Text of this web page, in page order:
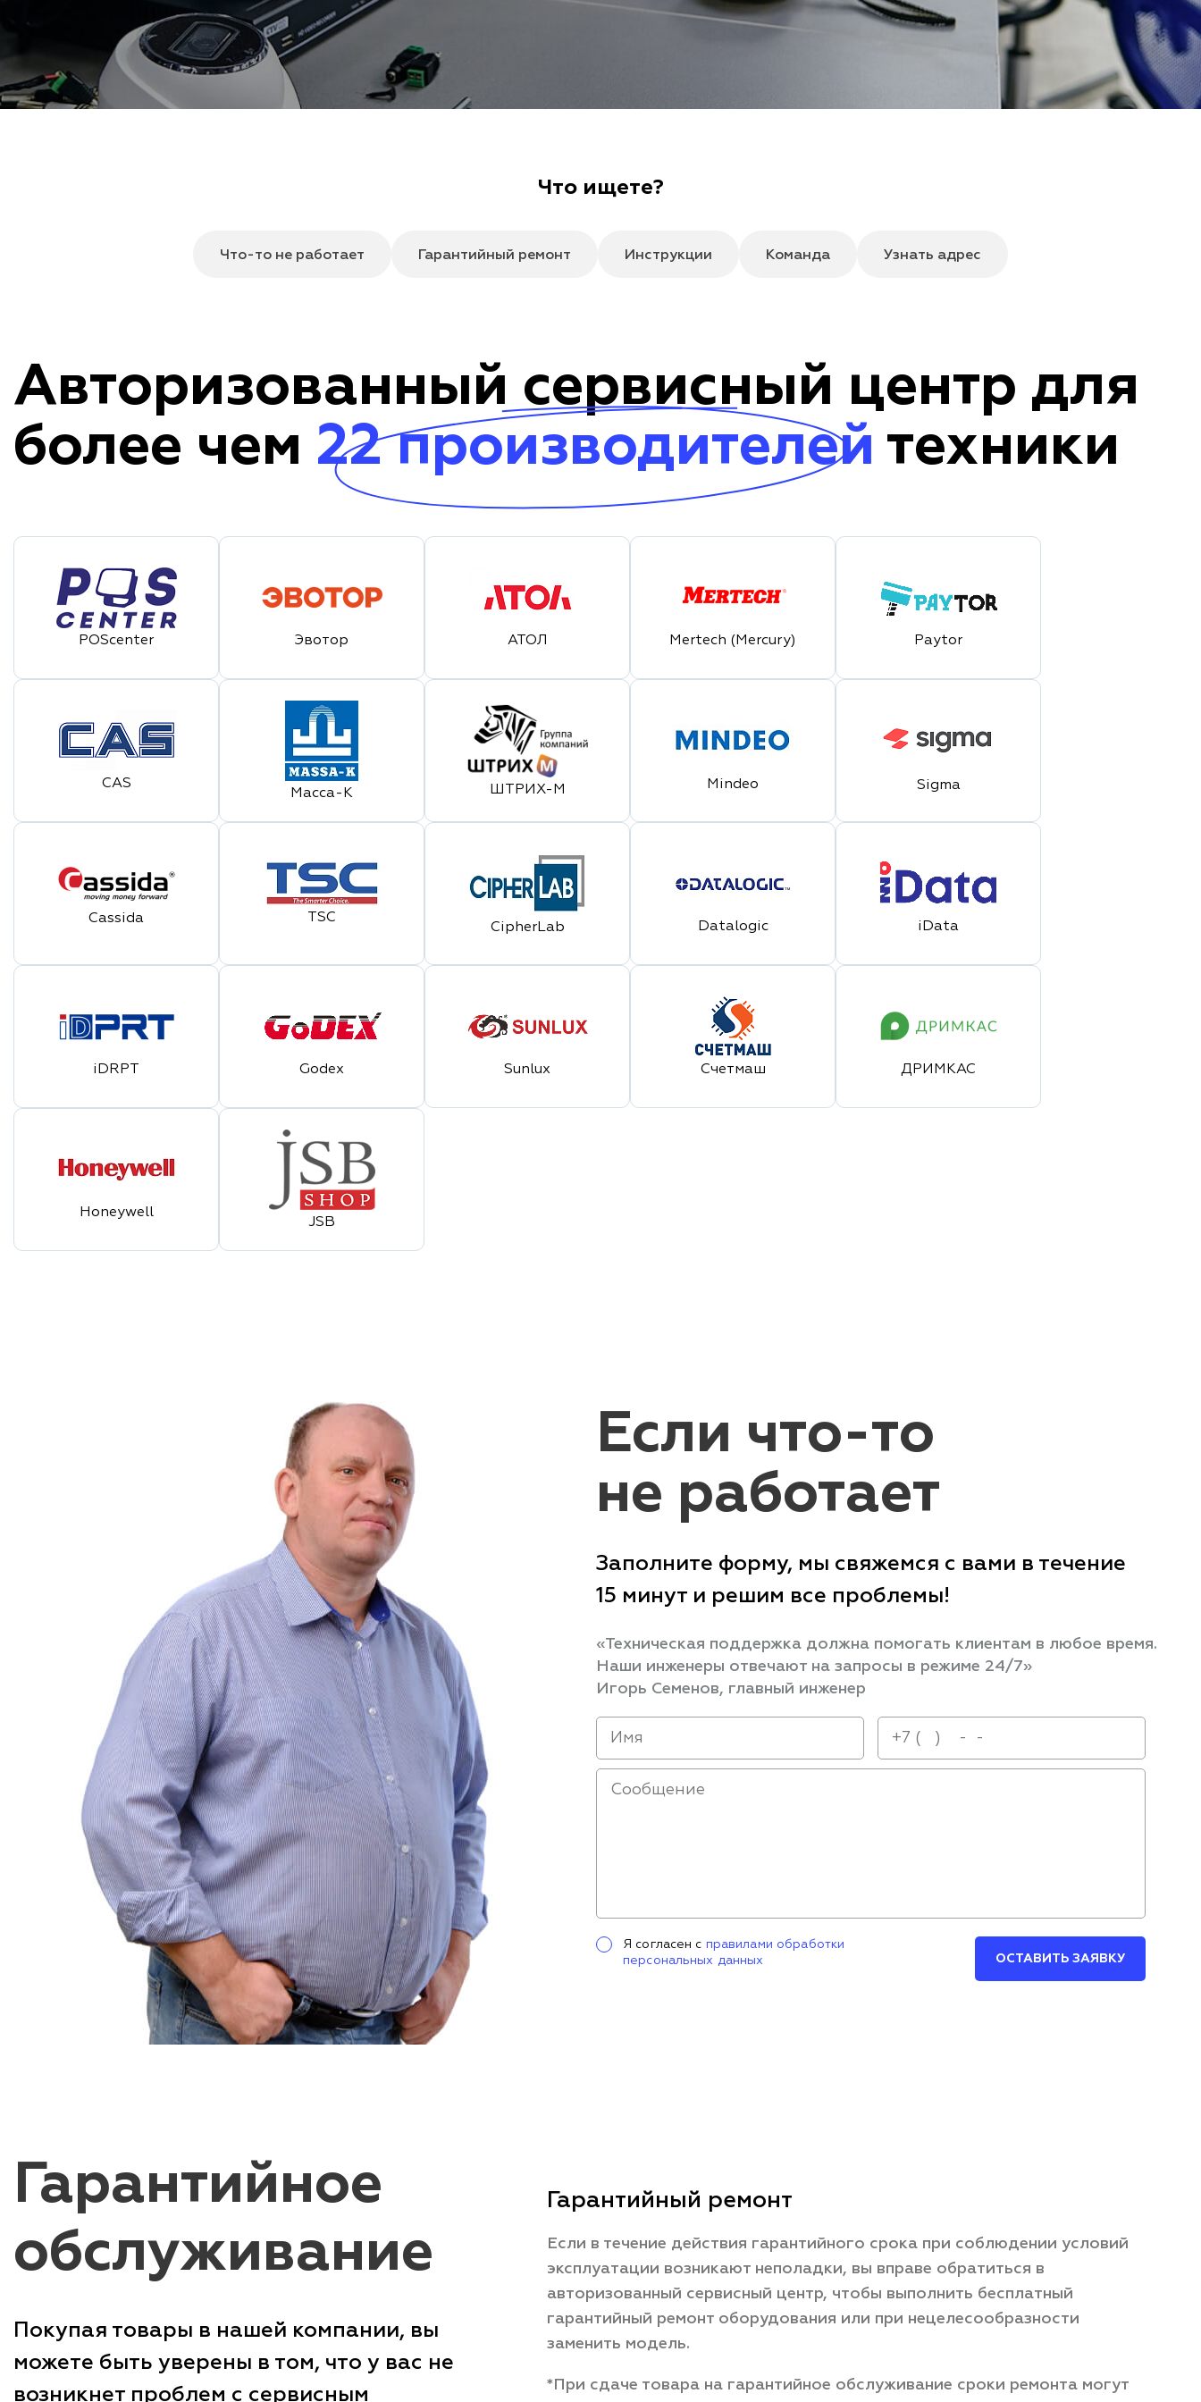
Что ищете?
Что-то не работает Гарантийный ремонт Инструкции Команда Узнать адрес
Авторизованный сервисный центр для
более чем 22 производителей техники
POScenter Эвотор АТОЛ Mertech (Mercury) Paytor
CAS
Масса-К ШТРИХ-М Mindeo Sigma
Cassida TSC
CipherLab Datalogic iData
iDRPT Godex Sunlux Счетмаш ДРИМКАС
Honeywell
JSB
Если что-то
не работает
Заполните форму, мы свяжемся с вами в течение
15 минут и решим все проблемы!
«Техническая поддержка должна помогать клиентам в любое время.
Наши инженеры отвечают на запросы в режиме 24/7»
Игорь Семенов, главный инженер
Я согласен с правилами обработки
персональных данных
ОСТАВИТЬ ЗАЯВКУ
Гарантийное
обслуживание
Покупая товары в нашей компании, вы
можете быть уверены в том, что у вас не
возникнет проблем с сервисным
Гарантийный ремонт
Если в течение действия гарантийного срока при соблюдении условий
эксплуатации возникают неполадки, вы вправе обратиться в
авторизованный сервисный центр, чтобы выполнить бесплатный
гарантийный ремонт оборудования или при нецелесообразности
заменить модель.
*При сдаче товара на гарантийное обслуживание сроки ремонта могут